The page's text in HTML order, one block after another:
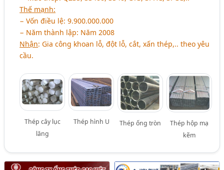
Thế mạnh:
− Vốn điều lệ: 9.900.000.000
− Năm thành lập: Năm 2008
Nhận: Gia công khoan lỗ, đột lỗ, cắt, xấn thép,.. theo yêu
cầu.
Thép cây lục
lăng
Thép hình U Thép ống tròn
Thép hộp mạ
kẽm